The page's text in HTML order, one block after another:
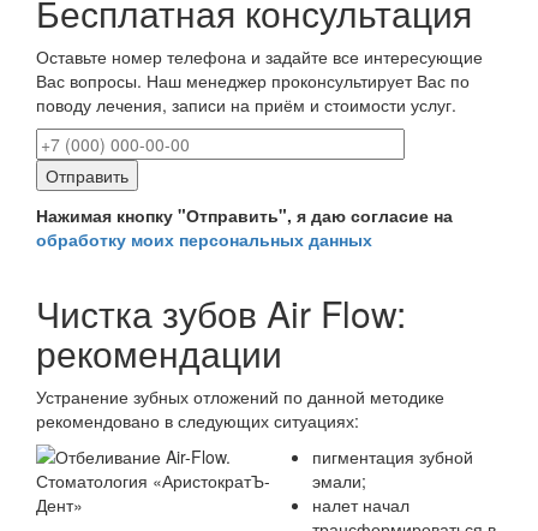
Бесплатная консультация
Оставьте номер телефона и задайте все интересующие
Вас вопросы. Наш менеджер проконсультирует Вас по
поводу лечения, записи на приём и стоимости услуг.
Нажимая кнопку "Отправить", я даю согласие на
обработку моих персональных данных
Чистка зубов Air Flow:
рекомендации
Устранение зубных отложений по данной методике
рекомендовано в следующих ситуациях:
пигментация зубной
эмали;
налет начал